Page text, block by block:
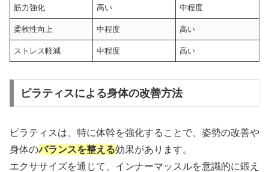
筋力強化 高い 中程度
柔軟性向上 中程度 高い
ストレス軽減 中程度 高い
ピラティスによる身体の改善方法
ピラティスは、特に体幹を強化することで、姿勢の改善や
身体のバランスを整える効果があります。
エクササイズを通じて、インナーマッスルを意識的に鍛え